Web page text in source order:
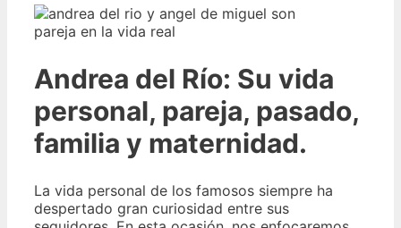
Andrea del Río: Su vida
personal, pareja, pasado,
familia y maternidad.
La vida personal de los famosos siempre ha
despertado gran curiosidad entre sus